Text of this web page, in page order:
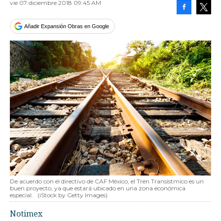
vie 07 diciembre 2018 09:45 AM
Añadir Expansión Obras en Google
De acuerdo con el directivo de CAF México, el Tren Transístmico es un
buen proyecto, ya que estará ubicado en una zona económica
especial.
(iStock by Getty Images)
Notimex